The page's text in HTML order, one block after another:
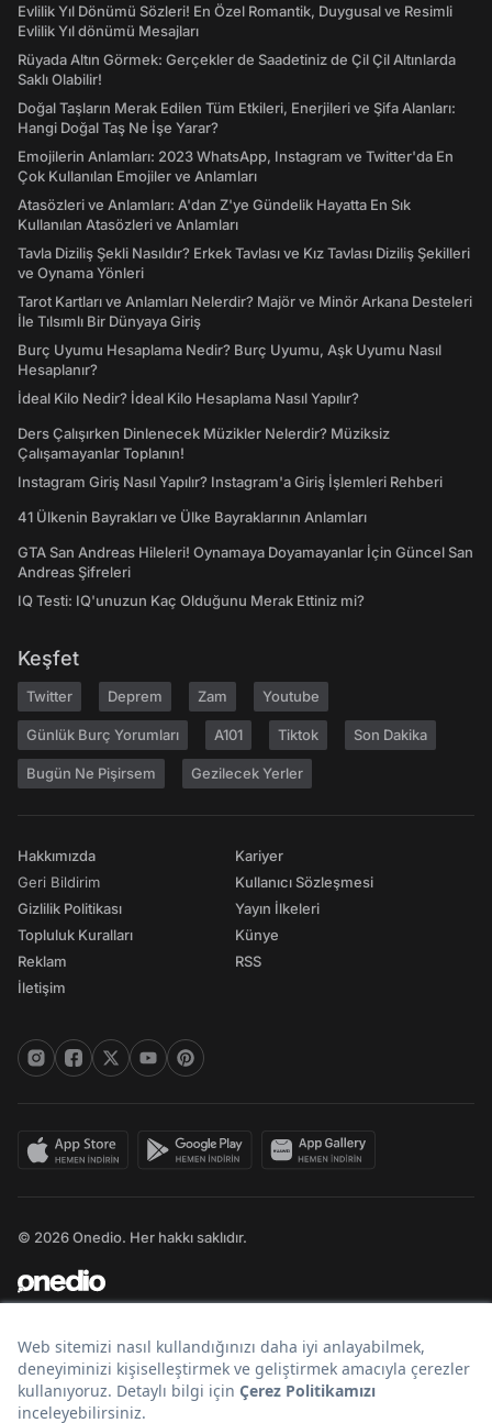
Evlilik Yıl Dönümü Sözleri! En Özel Romantik, Duygusal ve Resimli
Evlilik Yıl dönümü Mesajları
Rüyada Altın Görmek: Gerçekler de Saadetiniz de Çil Çil Altınlarda
Saklı Olabilir!
Doğal Taşların Merak Edilen Tüm Etkileri, Enerjileri ve Şifa Alanları:
Hangi Doğal Taş Ne İşe Yarar?
Emojilerin Anlamları: 2023 WhatsApp, Instagram ve Twitter'da En
Çok Kullanılan Emojiler ve Anlamları
Atasözleri ve Anlamları: A'dan Z'ye Gündelik Hayatta En Sık
Kullanılan Atasözleri ve Anlamları
Tavla Diziliş Şekli Nasıldır? Erkek Tavlası ve Kız Tavlası Diziliş Şekilleri
ve Oynama Yönleri
Tarot Kartları ve Anlamları Nelerdir? Majör ve Minör Arkana Desteleri
İle Tılsımlı Bir Dünyaya Giriş
Burç Uyumu Hesaplama Nedir? Burç Uyumu, Aşk Uyumu Nasıl
Hesaplanır?
İdeal Kilo Nedir? İdeal Kilo Hesaplama Nasıl Yapılır?
Ders Çalışırken Dinlenecek Müzikler Nelerdir? Müziksiz
Çalışamayanlar Toplanın!
Instagram Giriş Nasıl Yapılır? Instagram'a Giriş İşlemleri Rehberi
41 Ülkenin Bayrakları ve Ülke Bayraklarının Anlamları
GTA San Andreas Hileleri! Oynamaya Doyamayanlar İçin Güncel San
Andreas Şifreleri
IQ Testi: IQ'unuzun Kaç Olduğunu Merak Ettiniz mi?
Keşfet
Twitter Deprem Zam Youtube
Günlük Burç Yorumları A101 Tiktok Son Dakika
Bugün Ne Pişirsem Gezilecek Yerler
Hakkımızda
Geri Bildirim
Gizlilik Politikası
Topluluk Kuralları
Reklam
İletişim
Kariyer
Kullanıcı Sözleşmesi
Yayın İlkeleri
Künye
RSS
© 2026 Onedio. Her hakkı saklıdır.
Bir markasıdır.